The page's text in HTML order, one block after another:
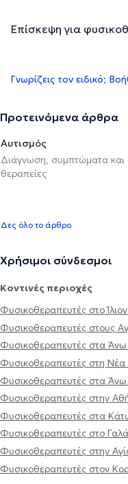
Επίσκεψη για
Γνωρίζεις τον ειδικό;
Προτεινόμενα άρθρα
Αυτισμός
Διάγνωση, συμπτώματα και
θεραπείες
Δες όλο το άρθρο
Χρήσιμοι σύνδεσμοι
Κοντινές περιοχές
Φυσικοθεραπευτές στο Ίλιον
Φυσικοθεραπευτές στους
Φυσικοθεραπευτές στα Άνω
Φυσικοθεραπευτές στη Νέα
Φυσικοθεραπευτές στα Άνω
Φυσικοθεραπευτές στην
Φυσικοθεραπευτές στα
Φυσικοθεραπευτές στο
Φυσικοθεραπευτές στην
Φυσικοθεραπευτές στον